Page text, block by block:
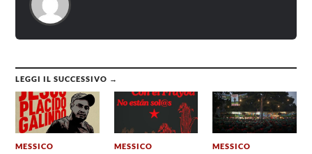
LEGGI IL SUCCESSIVO →
MESSICO MESSICO MESSICO